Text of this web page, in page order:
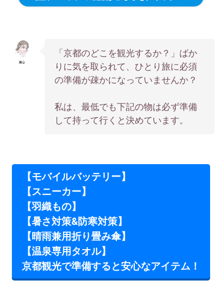
「京都のどこを観光するか？」ばか
りに気を取られて、ひとり旅に必須
の準備が疎かになっていませんか？
私は、最低でも下記の物は必ず準備
して持って行くと決めています。
【モバイルバッテリー】
【スニーカー】
【羽織もの】
【暑さ対策&防寒対策】
【晴雨兼用折り畳み傘】
【温泉専用タオル】
京都観光で準備すると安心なアイテム！